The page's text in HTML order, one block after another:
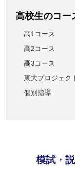
高校生のコー
高1コース
高2コース
高3コース
東大プロジェク
個別指導
模試・